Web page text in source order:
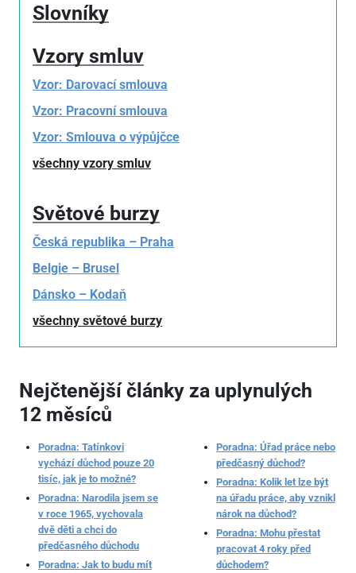
Slovníky
Vzory smluv
Vzor: Darovací smlouva
Vzor: Pracovní smlouva
Vzor: Smlouva o výpůjčce
všechny vzory smluv
Světové burzy
Česká republika – Praha
Belgie – Brusel
Dánsko – Kodaň
všechny světové burzy
Nejčtenější články za uplynulých
12 měsíců
Poradna: Tatínkovi
vychází důchod pouze 20
tisíc, jak je to možné?
Poradna: Narodila jsem se
v roce 1965, vychovala
dvě děti a chci do
předčasného důchodu
Poradna: Jak to budu mít
Poradna: Úřad práce nebo
předčasný důchod?
Poradna: Kolik let lze být
na úřadu práce, aby vznikl
nárok na důchod?
Poradna: Mohu přestat
pracovat 4 roky před
důchodem?